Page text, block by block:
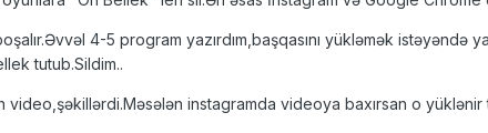
4-5 program yazırdım,başqasını yükləmək istəyəndə
tutub.Sildim..
instagramda videoya baxırsan o